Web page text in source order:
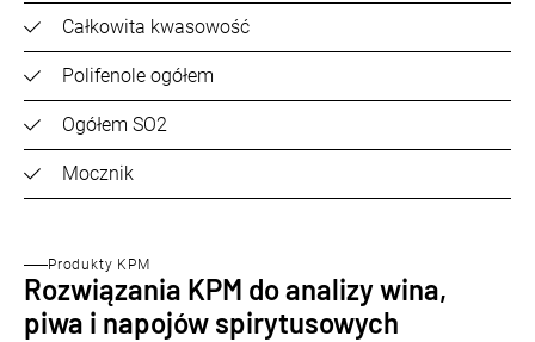
Całkowita kwasowość
Polifenole ogółem
Ogółem SO2
Mocznik
Produkty KPM
Rozwiązania KPM do analizy wina,
piwa i napojów spirytusowych